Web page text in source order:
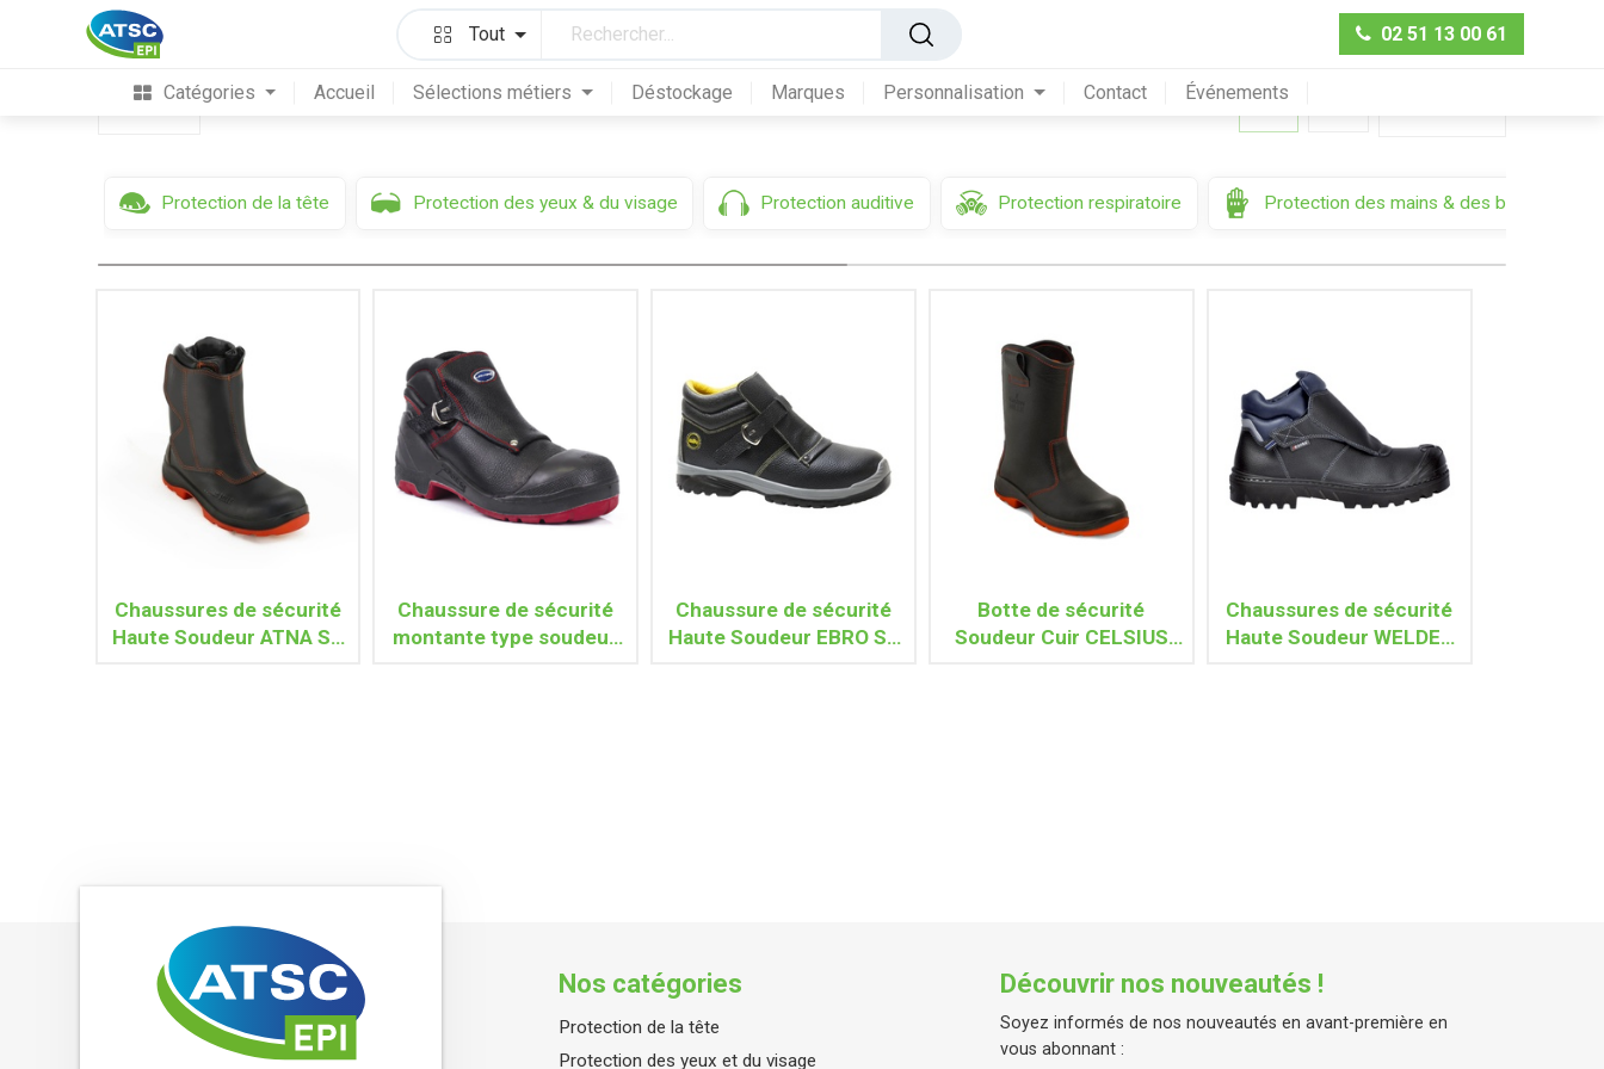
Tout 02 51 13 00 61
Catégories Accueil Sélections métiers Déstockage Marques Personnalisation Contact Événements
Protection des pieds & des jambes Bottes/Chaussures de soudeur
Filtres
Protection de la tête Protection des yeux & du visage Protection auditive Protection respiratoire Protection des mains & des bras
Chaussures de sécurité
Haute Soudeur ATNA S3
Chaussure de sécurité
montante type soudeur
Chaussure de sécurité
Haute Soudeur EBRO S3
Botte de sécurité
Soudeur Cuir CELSIUS
Chaussures de sécurité
Haute Soudeur WELDER
Nos catégories
Protection de la tête
Protection des yeux et du visage
Découvrir nos nouveautés !
Soyez informés de nos nouveautés en avant-première en
vous abonnant :